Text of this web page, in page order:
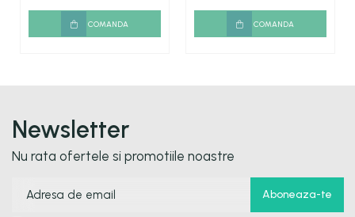
COMANDA COMANDA
Newsletter
Nu rata ofertele si promotiile noastre